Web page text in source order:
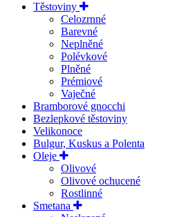
Těstoviny
Celozrnné
Barevné
Neplněné
Polévkové
Plněné
Prémiové
Vaječné
Bramborové gnocchi
Bezlepkové těstoviny
Velikonoce
Bulgur, Kuskus a Polenta
Oleje
Olivové
Olivové ochucené
Rostlinné
Smetana